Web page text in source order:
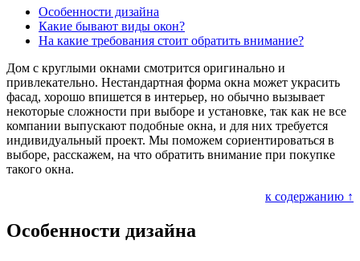
Особенности дизайна
Какие бывают виды окон?
На какие требования стоит обратить внимание?
Дом с круглыми окнами смотрится оригинально и
привлекательно. Нестандартная форма окна может украсить
фасад, хорошо впишется в интерьер, но обычно вызывает
некоторые сложности при выборе и установке, так как не все
компании выпускают подобные окна, и для них требуется
индивидуальный проект. Мы поможем сориентироваться в
выборе, расскажем, на что обратить внимание при покупке
такого окна.
к содержанию ↑
Особенности дизайна